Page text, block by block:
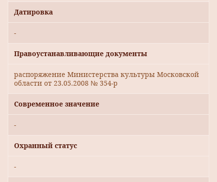
Датировка
-
Правоустанавливающие документы
распоряжение Министерства культуры Московской
области от 23.05.2008 № 354-р
Современное значение
-
Охранный статус
-